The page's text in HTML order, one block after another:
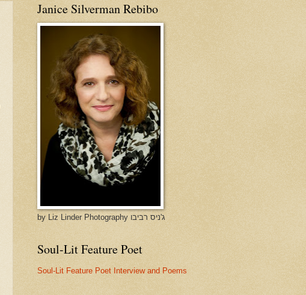
Janice Silverman Rebibo
by Liz Linder Photography ג'ניס רביבו
Soul-Lit Feature Poet
Soul-Lit Feature Poet Interview and Poems